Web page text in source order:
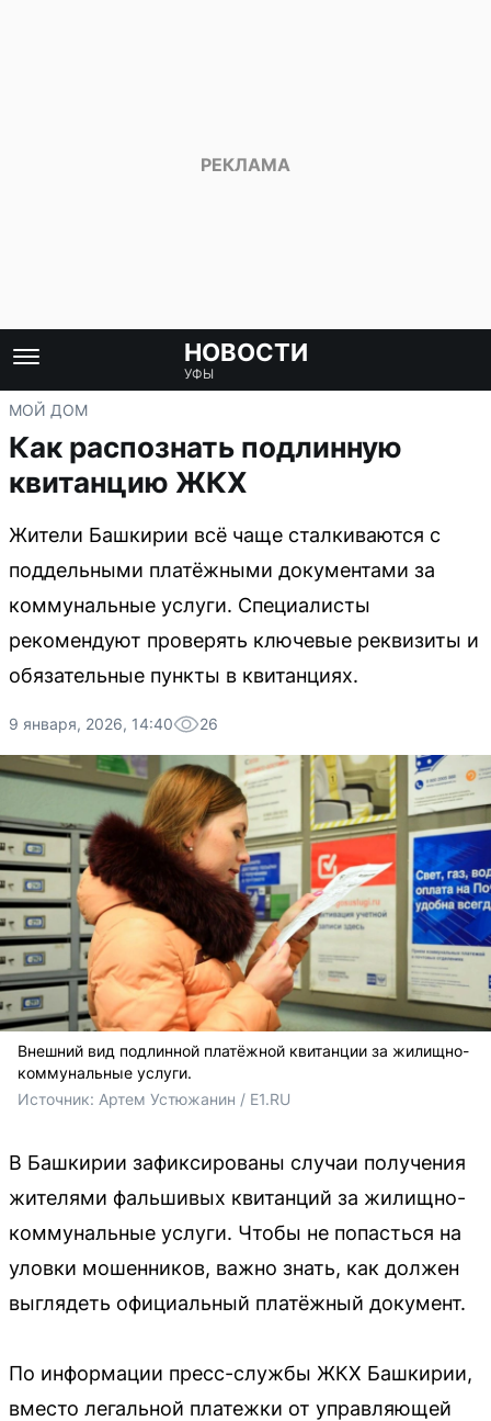
НОВОСТИ
УФЫ
МОЙ ДОМ
Как распознать подлинную
квитанцию ЖКХ
Жители Башкирии всё чаще сталкиваются с
поддельными платёжными документами за
коммунальные услуги. Специалисты
рекомендуют проверять ключевые реквизиты и
обязательные пункты в квитанциях.
9 января, 2026, 14:40 26
Внешний вид подлинной платёжной квитанции за жилищно-
коммунальные услуги.
Источник: Артем Устюжанин / E1.RU
В Башкирии зафиксированы случаи получения
жителями фальшивых квитанций за жилищно-
коммунальные услуги. Чтобы не попасться на
уловки мошенников, важно знать, как должен
выглядеть официальный платёжный документ.
По информации пресс-службы ЖКХ Башкирии,
вместо легальной платежки от управляющей